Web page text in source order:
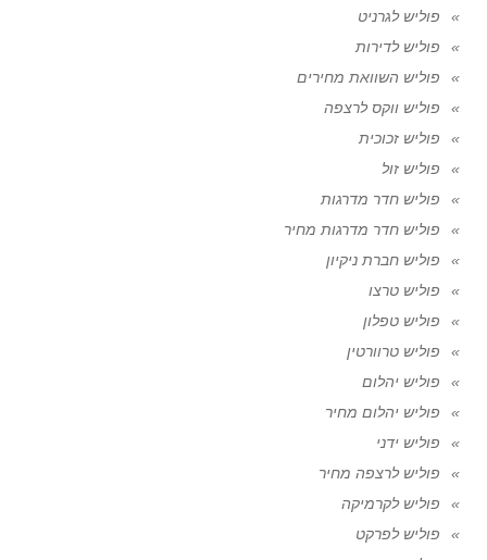
פוליש לגרניט
פוליש לדירות
פוליש השוואת מחירים
פוליש ווקס לרצפה
פוליש זכוכית
פוליש זול
פוליש חדר מדרגות
פוליש חדר מדרגות מחיר
פוליש חברת ניקיון
פוליש טרצו
פוליש טפלון
פוליש טרוורטין
פוליש יהלום
פוליש יהלום מחיר
פוליש ידני
פוליש לרצפה מחיר
פוליש לקרמיקה
פוליש לפרקט